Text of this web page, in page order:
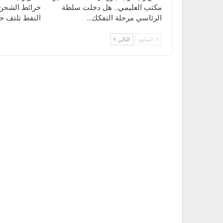
البشري.
أمريكا.. المنتهك الأول خلف قناع الواعظ:
تأتي هذه الدعوى القضائية، وهي الأولى من نوعها
مكتب العليمي.. هل دخلت سلطة
الرئاسي مرحلة التفكك…
خرائط
النفط تلتف
السابق التالي